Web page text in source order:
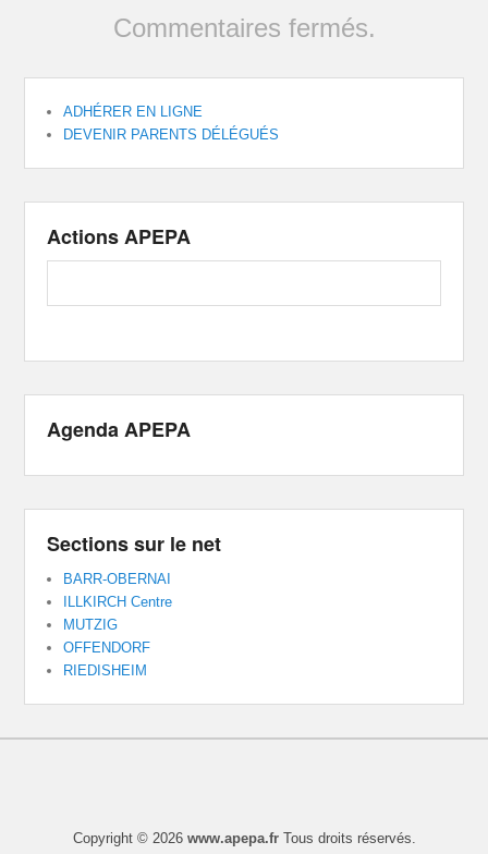
Commentaires fermés.
ADHÉRER EN LIGNE
DEVENIR PARENTS DÉLÉGUÉS
Actions APEPA
Agenda APEPA
Sections sur le net
BARR-OBERNAI
ILLKIRCH Centre
MUTZIG
OFFENDORF
RIEDISHEIM
Copyright © 2026 www.apepa.frTous droits réservés.